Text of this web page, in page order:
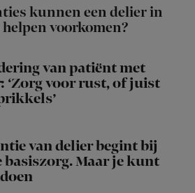
kunnen een delier in
voorkomen?
van patiënt met
‘Zorg voor rust, of juist
van delier begint bij
basiszorg. Maar je kunt